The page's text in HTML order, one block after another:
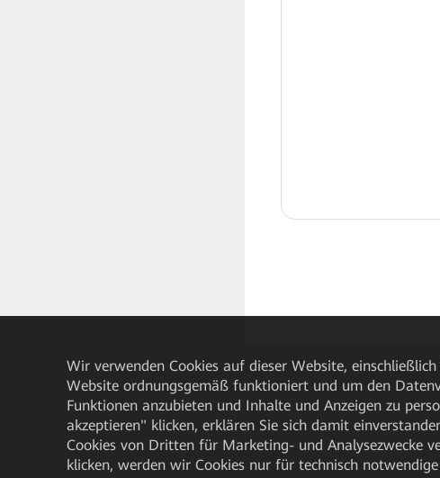
Wir verwenden Cookies auf dieser Website,
Website ordnungsgemäß funktioniert und um den
Funktionen anzubieten und Inhalte und Anzeigen zu
akzeptieren" klicken, erklären Sie sich damit
Cookies von Dritten für Marketing- und Analysezwecke
klicken, werden wir Cookies nur für technisch